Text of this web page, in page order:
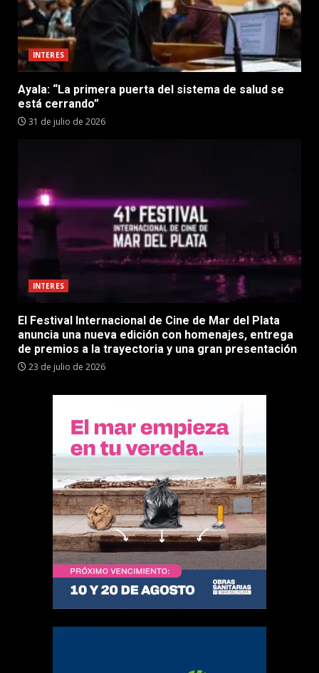
INTERES
Ayala: “La primera puerta del sistema de salud se
está cerrando”
31 de julio de 2026
INTERES
El Festival Internacional de Cine de Mar del Plata
anuncia una nueva edición con homenajes, entrega
de premios a la trayectoria y una gran presentación
23 de julio de 2026